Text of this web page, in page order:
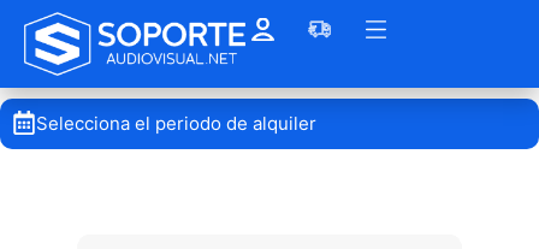
Selecciona el periodo de alquiler